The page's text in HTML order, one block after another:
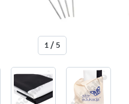
1 / 5